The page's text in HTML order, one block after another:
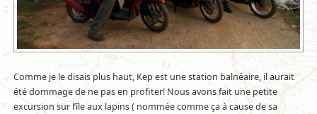
Comme je le disais plus haut, Kep est une station balnéaire, il aurait
été dommage de ne pas en profiter! Nous avons fait une petite
excursion sur l’île aux lapins ( nommée comme ça à cause de sa